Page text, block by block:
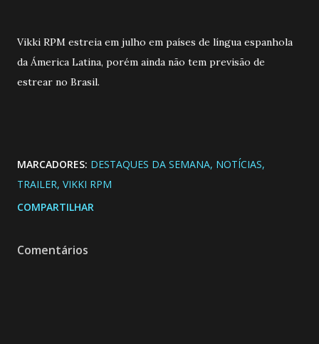
Vikki RPM estreia em julho em países de língua espanhola
da Ámerica Latina, porém ainda não tem previsão de
estrear no Brasil.
MARCADORES: DESTAQUES DA SEMANA NOTÍCIAS
TRAILER VIKKI RPM
COMPARTILHAR
Comentários